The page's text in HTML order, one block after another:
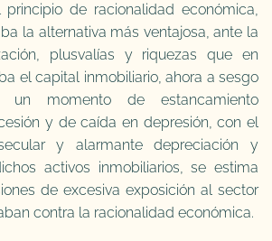
de racionalidad económica,
la alternativa más ventajosa, ante la
plusvalías y riquezas que en
el capital inmobiliario, ahora a sesgo
un momento de estancamiento
y de caída en depresión, con el
y alarmante depreciación y
activos inmobiliarios, se estima
de excesiva exposición al sector
contra la racionalidad económica.